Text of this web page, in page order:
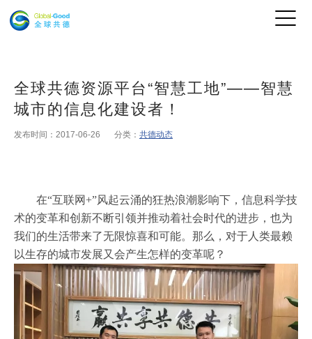
全球共德资源平台“智慧工地”——智慧
城市的信息化建设者！
发布时间：2017-06-26 分类： 共德动态
在“互联网+”风起云涌的狂热浪潮影响下，信息科学技
术的变革和创新不断引领并推动着社会时代的进步，也为
我们的生活带来了无限惊喜和可能。那么，对于人类最赖
以生存的城市发展又会产生怎样的变革呢？